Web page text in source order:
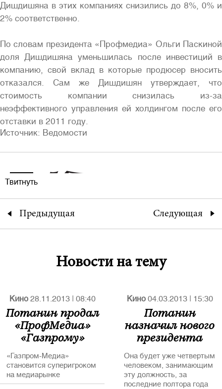
Дишдишяна в этих компаниях снизились до 8%, 0% и
2% соответственно.
По словам президента «Профмедиа» Ольги Паскиной
доля Дишдишяна уменьшилась после инвестиций в
компанию, свой вклад в которые продюсер вносить
отказался. Сам же Дишдишян утверждает, что
стоимость компании снизилась из-за
неэффективного управления ей холдингом после его
отставки в 2011 году.
Источник: Ведомости
Твитнуть
Предыдущая Следующая
Новости на тему
Кино 28.11.2013 | 08:40
Потанин продал
«ПрофМедиа»
«Газпрому»
«Газпром-Медиа»
становится суперигроком
на медиарынке
Кино 04.03.2013 | 15:30
Потанин
назначил нового
президента
“Профмедиа”
Она будет уже четвертым
человеком, занимающим
эту должность, за
последние полтора года